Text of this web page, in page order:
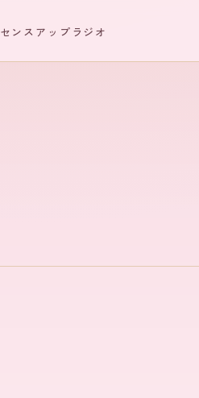
センスアップラジオ